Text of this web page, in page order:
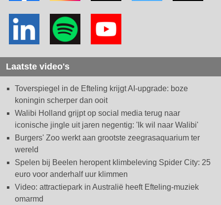
Laatste video's
Toverspiegel in de Efteling krijgt AI-upgrade: boze
koningin scherper dan ooit
Walibi Holland grijpt op social media terug naar
iconische jingle uit jaren negentig: 'Ik wil naar Walibi'
Burgers' Zoo werkt aan grootste zeegrasaquarium ter
wereld
Spelen bij Beelen heropent klimbeleving Spider City: 25
euro voor anderhalf uur klimmen
Video: attractiepark in Australië heeft Efteling-muziek
omarmd